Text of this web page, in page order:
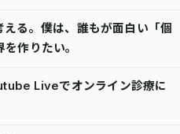
る。僕は、誰もが面白い「個
作りたい。
Liveでオンライン診療に